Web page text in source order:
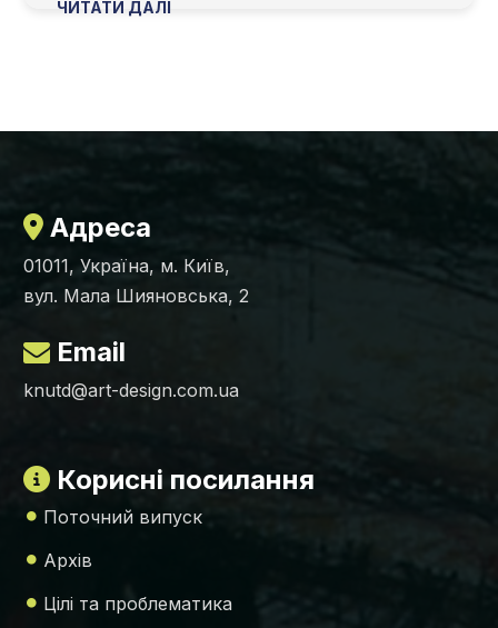
ЧИТАТИ ДАЛІ
Адреса
01011, Україна, м. Київ,
вул. Мала Шияновська, 2
Email
knutd@art-design.com.ua
Корисні посилання
Поточний випуск
Архів
Цілі та проблематика